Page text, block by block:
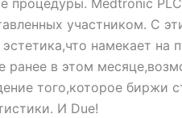
процедуры. Medtronic
участником. С
намекает
ранее в этом
того,которое биржи
И Due!